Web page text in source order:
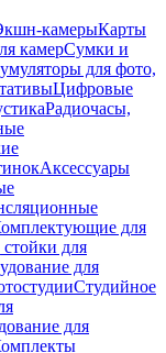
камерыКарты
камерСумки и
для фото,
Цифровые
Радиочасы,
Аксессуары
для
для
для
Студийное
для